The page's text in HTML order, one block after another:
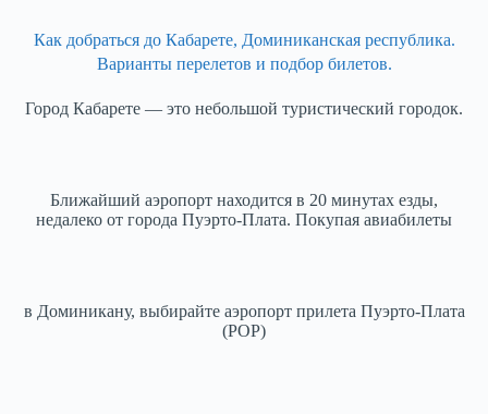
Как добраться до Кабарете, Доминиканская республика.
Варианты перелетов и подбор билетов.
Город Кабарете — это небольшой туристический городок.
Ближайший аэропорт находится в 20 минутах езды,
недалеко от города Пуэрто-Плата. Покупая авиабилеты
в Доминикану, выбирайте аэропорт прилета Пуэрто-Плата
(POP)